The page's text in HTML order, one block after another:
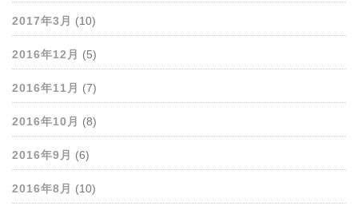
2017年3月 (10)
2016年12月 (5)
2016年11月 (7)
2016年10月 (8)
2016年9月 (6)
2016年8月 (10)